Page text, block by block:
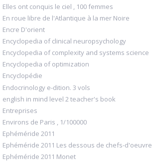
Elles ont conquis le ciel , 100 femmes
En roue libre de l'Atlantique à la mer Noire
Encre D'orient
Encyclopedia of clinical neuropsychology
Encyclopedia of complexity and systems science
Encyclopedia of optimization
Encyclopédie
Endocrinology e-dition. 3 vols
english in mind level 2 teacher's book
Entreprises
Environs de Paris , 1/100000
Ephéméride 2011
Ephéméride 2011 Les dessous de chefs-d'oeuvre
Ephéméride 2011 Monet